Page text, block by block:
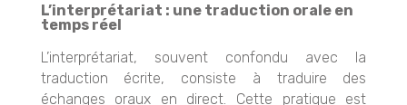
L’interprétariat : une traduction orale en
temps réel
L’interprétariat, souvent confondu avec la
traduction écrite, consiste à traduire des
échanges oraux en direct. Cette pratique est